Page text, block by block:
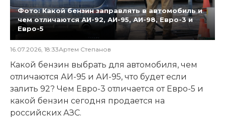
Фото: Какой бензин заправлять в автомобиль и
чем отличаются АИ-92, АИ-95, АИ-98, Евро-3 и
Евро-5
16.07.2026, 18:33Артем Степанов
Какой бензин выбрать для автомобиля, чем
отличаются АИ-95 и АИ-95, что будет если
залить 92? Чем Евро-3 отличается от Евро-5 и
какой бензин сегодня продается на
российских АЗС.